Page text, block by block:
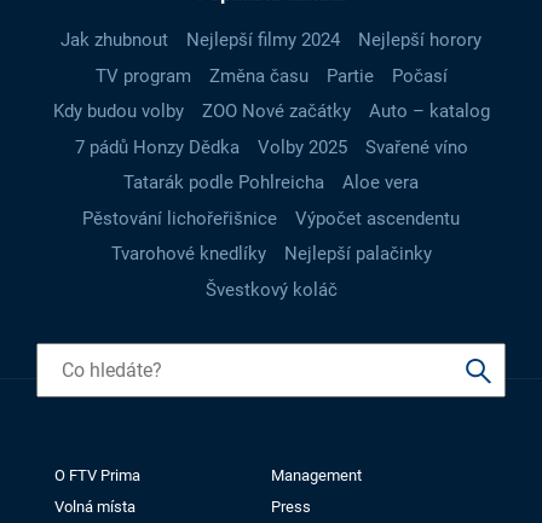
Jak zhubnout Nejlepší filmy 2024
Nejlepší horory
TV program
Změna času Partie
Počasí
Kdy budou volby
ZOO Nové začátky
Auto – katalog
7 pádů Honzy Dědka
Volby 2025
Svařené víno
Tatarák podle Pohlreicha
Aloe vera
Pěstování lichořeřišnice
Výpočet ascendentu
Tvarohové knedlíky
Nejlepší palačinky
Švestkový koláč
O FTV Prima
Management
Volná místa
Press